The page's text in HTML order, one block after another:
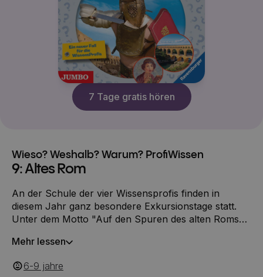
7 Tage gratis hören
Wieso? Weshalb? Warum? ProfiWissen
9: Altes Rom
An der Schule der vier Wissensprofis finden in
diesem Jahr ganz besondere Exkursionstage statt.
Unter dem Motto "Auf den Spuren des alten Roms"
Ben und Lilli tüfteln eine Stadtrallye für die anderen
Leben in der römischen Armee auf den Grund geht.
Mehr lessen
6-9 ‎‎ jahre